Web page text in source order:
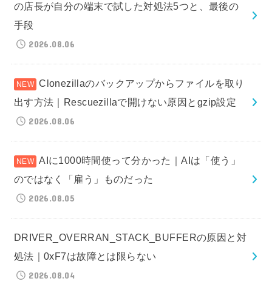
の店長が自分の端末で試した対処法5つと、最後の
手段
2026.08.06
Clonezillaのバックアップからファイルを取り
出す方法｜Rescuezillaで開けない原因とgzip設定
2026.08.06
AIに1000時間使って分かった｜AIは「使う」
のではなく「雇う」ものだった
2026.08.05
DRIVER_OVERRAN_STACK_BUFFERの原因と対
処法｜0xF7は故障とは限らない
2026.08.04